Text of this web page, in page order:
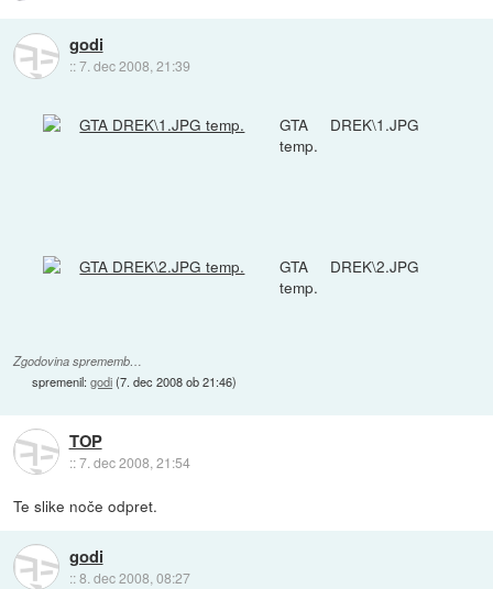
godi
::7. dec 2008, 21:39
GTA DREK\1.JPG
temp.
GTA DREK\2.JPG
temp.
Zgodovina sprememb…
spremenil:godi(7. dec 2008 ob 21:46)
TOP
::7. dec 2008, 21:54
Te slike noče odpret.
godi
::8. dec 2008, 08:27